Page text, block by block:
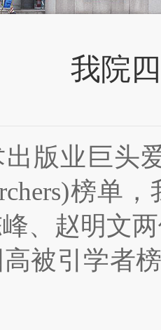
我院
版业巨头
榜单，
、赵明文
被引学者